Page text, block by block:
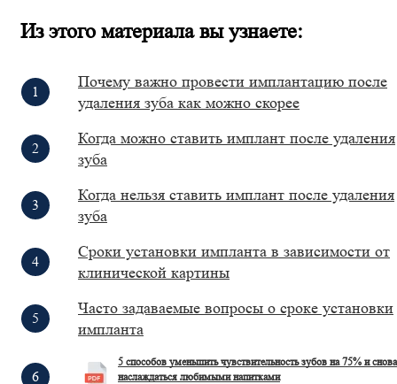
Из этого материала вы узнаете:
Почему важно провести имплантацию после
удаления зуба как можно скорее
Когда можно ставить имплант после удаления
зуба
Когда нельзя ставить имплант после удаления
зуба
Сроки установки импланта в зависимости от
клинической картины
Часто задаваемые вопросы о сроке установки
импланта
5 способов уменьшить чувствительность зубов на 75% и снова
наслаждаться любимыми напитками